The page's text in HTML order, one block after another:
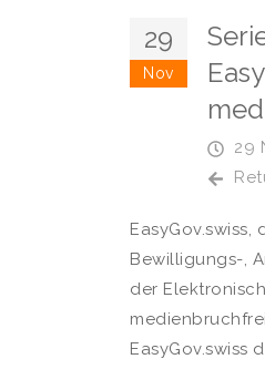
29
Nov
29
Bewilligungs-,
der
EasyGov.swiss